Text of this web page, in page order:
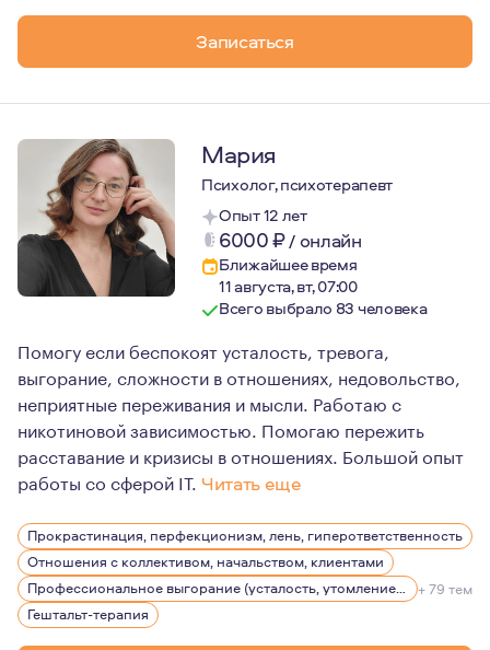
Записаться
Мария
Психолог, психотерапевт
Опыт 12 лет
6000₽/ онлайн
Ближайшее время
11 августа, вт, 07:00
Всего выбрало 83 человека
Помогу если беспокоят усталость, тревога,
выгорание, сложности в отношениях, недовольство,
неприятные переживания и мысли. Работаю с
никотиновой зависимостью. Помогаю пережить
расставание и кризисы в отношениях. Большой опыт
работы со сферой IT. Читать еще
Мои клиенты серьезно относятся к своему
Для изменений нужно многое - ресурсы, время, силы,
Буду рада помочь Вам и поддержать на любом этапе
Прокрастинация, перфекционизм, лень, гиперответственность
Отношения с коллективом, начальством, клиентами
Профессиональное выгорание (усталость, утомление), стрессы
+ 79 тем
Гештальт-терапия